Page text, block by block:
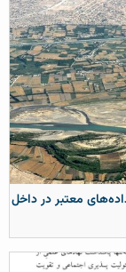
معتبر در داخل